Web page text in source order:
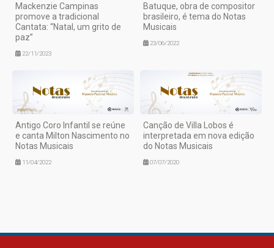
Mackenzie Campinas
promove a tradicional
Cantata: “Natal, um grito de
paz”
22/11/2023
Batuque, obra de compositor
brasileiro, é tema do Notas
Musicais
23/06/2022
Antigo Coro Infantil se reúne
e canta Milton Nascimento no
Notas Musicais
11/04/2022
Canção de Villa Lobos é
interpretada em nova edição
do Notas Musicais
07/07/2020